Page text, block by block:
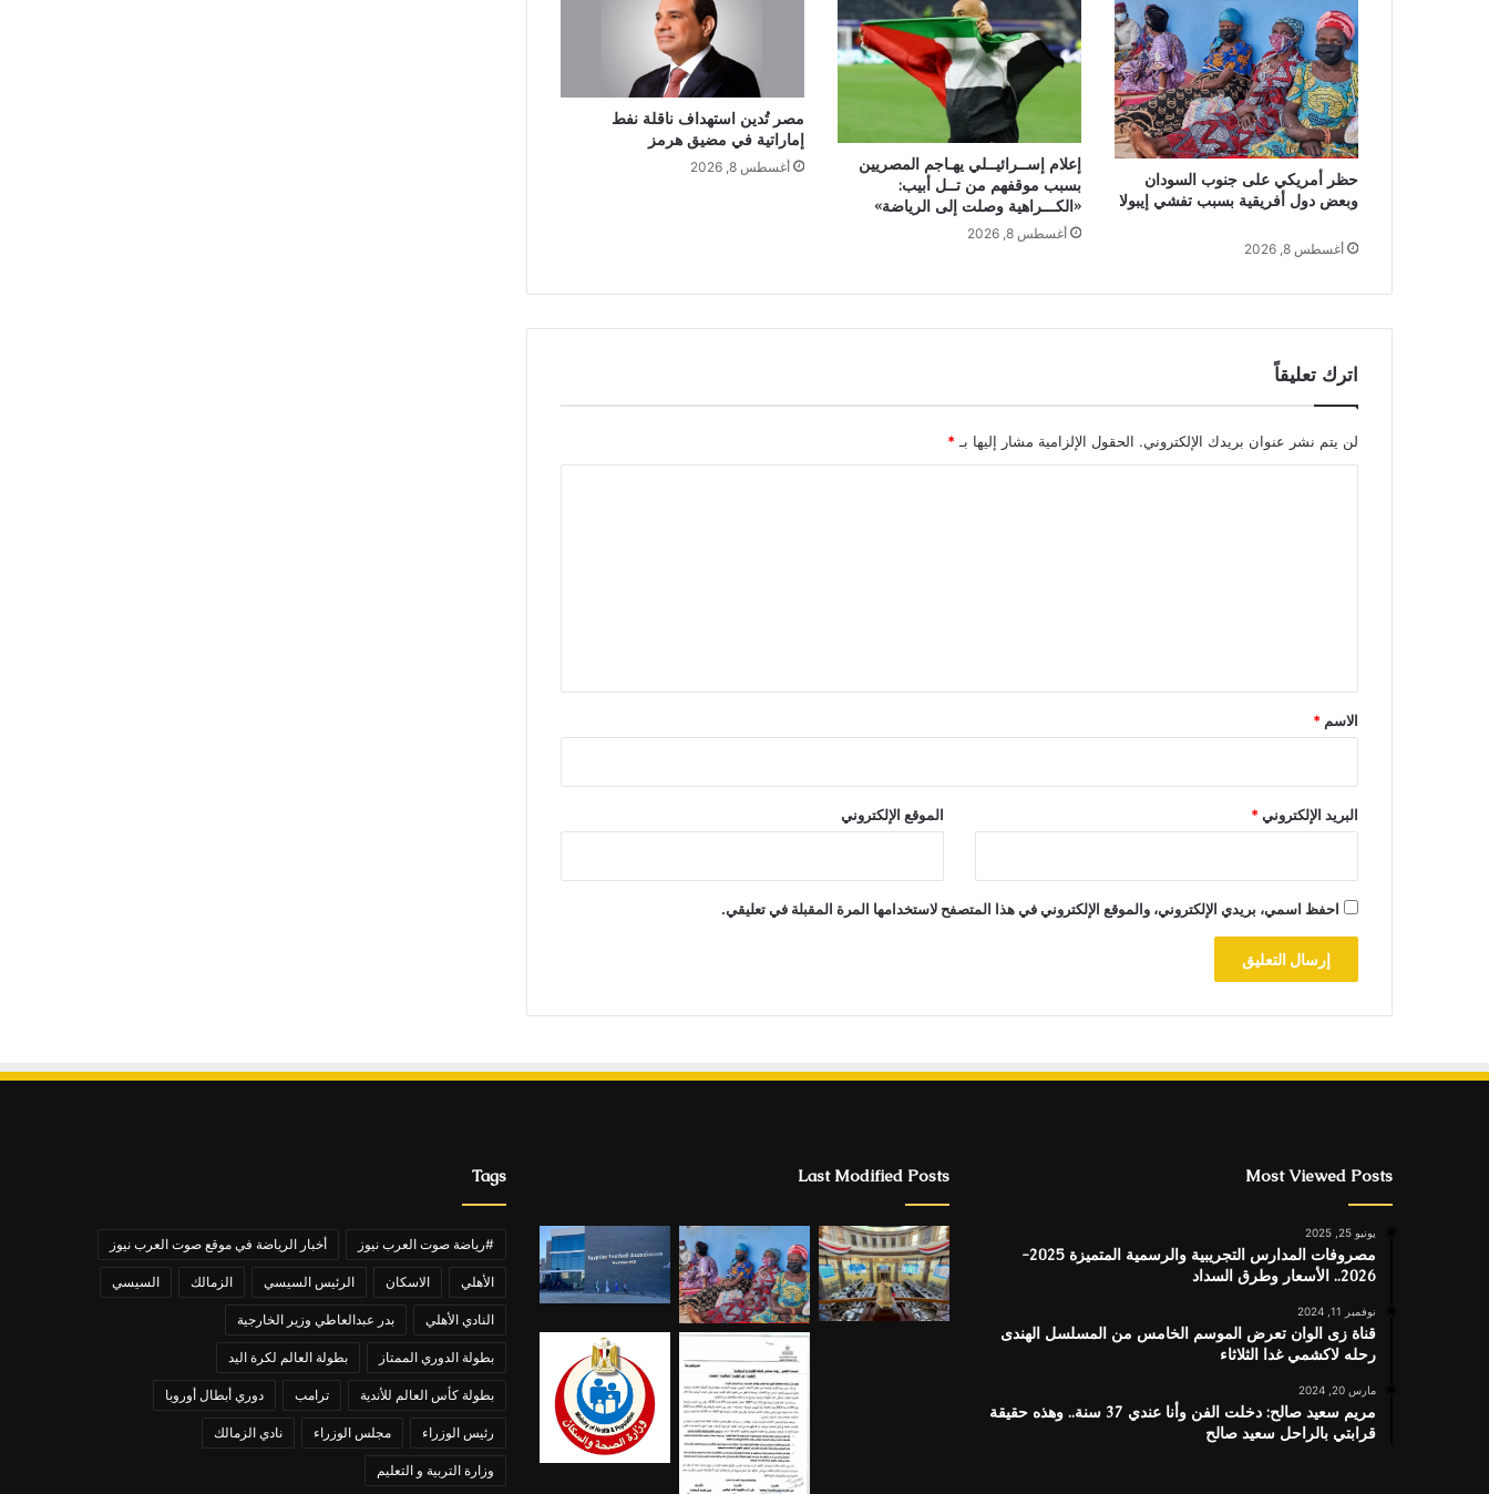
حظر أمريكي على جنوب السودان
وبعض دول أفريقية بسبب تفشي إيبولا
أغسطس 8, 2026
إعلام إســرائيــلي يهـاجم المصريين
بسبب موقفهم من تــل أبيب:
«الكـــراهية وصلت إلى الرياضة»
أغسطس 8, 2026
مصر تُدين استهداف ناقلة نفط
إماراتية في مضيق هرمز
أغسطس 8, 2026
اترك تعليقاً
لن يتم نشر عنوان بريدك الإلكتروني. الحقول الإلزامية مشار إليها بـ *
*
الاسم *
البريد الإلكتروني* الموقع الإلكتروني
احفظ اسمي، بريدي الإلكتروني، والموقع الإلكتروني في هذا المتصفح لاستخدامها المرة المقبلة في تعليقي.
Most Viewed Posts
يونيو 25, 2025
مصروفات المدارس التجريبية والرسمية المتميزة 2025-
2026.. الأسعار وطرق السداد
نوفمبر 11, 2024
قناة زى الوان تعرض الموسم الخامس من المسلسل الهندى
رحله لاكشمي غدا الثلاثاء
مارس 20, 2024
مريم سعيد صالح: دخلت الفن وأنا عندي 37 سنة.. وهذه حقيقة
قرابتي بالراحل سعيد صالح
Last Modified Posts
Tags
#رياضة صوت العرب نيوز أخبار الرياضة في موقع صوت العرب نيوز
الأهلي الاسكان الرئيس السيسي الزمالك السيسي
النادي الأهلي بدر عبدالعاطي وزير الخارجية
بطولة الدوري الممتاز بطولة العالم لكرة اليد
بطولة كأس العالم للأندية ترامب دوري أبطال أوروبا
رئيس الوزراء مجلس الوزراء نادي الزمالك
وزارة التربية و التعليم